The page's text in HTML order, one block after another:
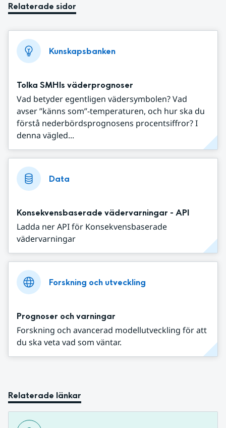
Relaterade sidor
Kunskapsbanken
Tolka SMHIs väderprognoser
Vad betyder egentligen vädersymbolen? Vad
avser ”känns som”-temperaturen, och hur ska du
förstå nederbördsprognosens procentsiffror? I
denna vägled...
Data
Konsekvensbaserade vädervarningar - API
Ladda ner API för Konsekvensbaserade
vädervarningar
Forskning och utveckling
Prognoser och varningar
Forskning och avancerad modellutveckling för att
du ska veta vad som väntar.
Relaterade länkar